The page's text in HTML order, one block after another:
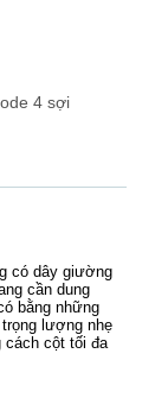
4 sợi
có dây giường
cần dung
bằng những
lượng nhẹ
cách cột tối đa